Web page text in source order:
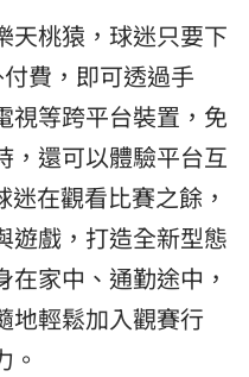
天桃猿，球迷只要下
費，即可透過手
視等跨平台裝置，免
，還可以體驗平台互
在觀看比賽之餘，
遊戲，打造全新型態
家中、通勤途中，
地輕鬆加入觀賽行
。